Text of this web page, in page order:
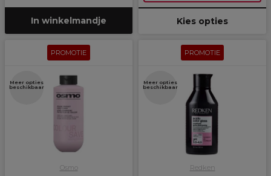
In winkelmandje Kies opties
PROMOTIE
Meer opties
beschikbaar
Osmo
PROMOTIE
Meer opties
beschikbaar
Redken